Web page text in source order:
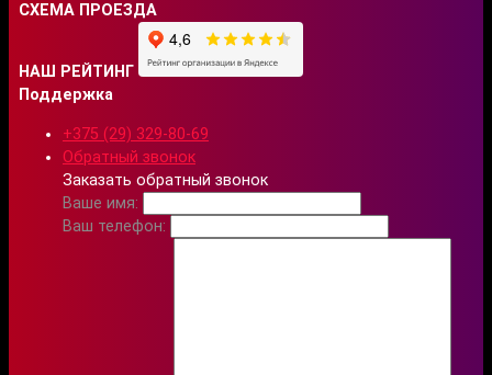
СХЕМА ПРОЕЗДА
НАШ РЕЙТИНГ
Поддержка
+375 (29) 329-80-69
Обратный звонок
Заказать обратный звонок
Ваше имя:
Ваш телефон: